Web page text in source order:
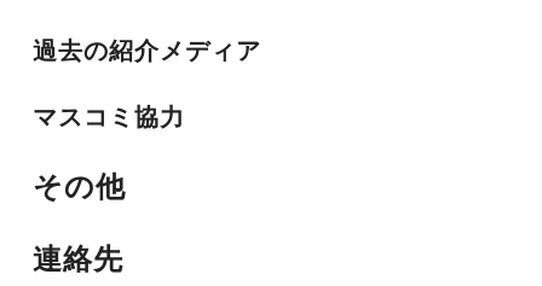
過去の紹介メディア
マスコミ協力
その他
連絡先